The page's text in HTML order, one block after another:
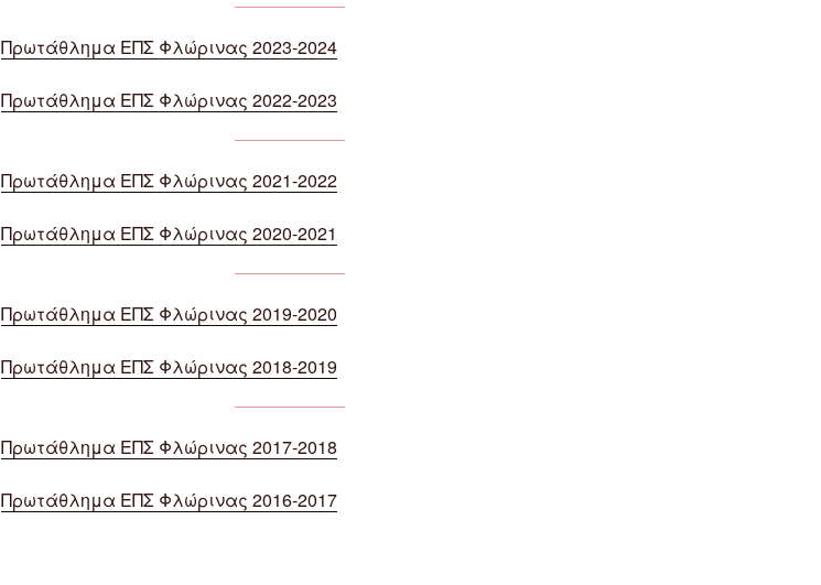
Πρωτάθλημα ΕΠΣ Φλώρινας 2023-2024
Πρωτάθλημα ΕΠΣ Φλώρινας 2022-2023
Πρωτάθλημα ΕΠΣ Φλώρινας 2021-2022
Πρωτάθλημα ΕΠΣ Φλώρινας 2020-2021
Πρωτάθλημα ΕΠΣ Φλώρινας 2019-2020
Πρωτάθλημα ΕΠΣ Φλώρινας 2018-2019
Πρωτάθλημα ΕΠΣ Φλώρινας 2017-2018
Πρωτάθλημα ΕΠΣ Φλώρινας 2016-2017